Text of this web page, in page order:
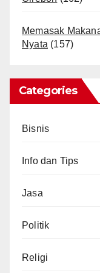
Memasak
Nyata (157)
Categories
Bisnis
Info dan Tips
Jasa
Politik
Religi